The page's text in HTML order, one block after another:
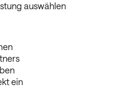
auswählen
ein